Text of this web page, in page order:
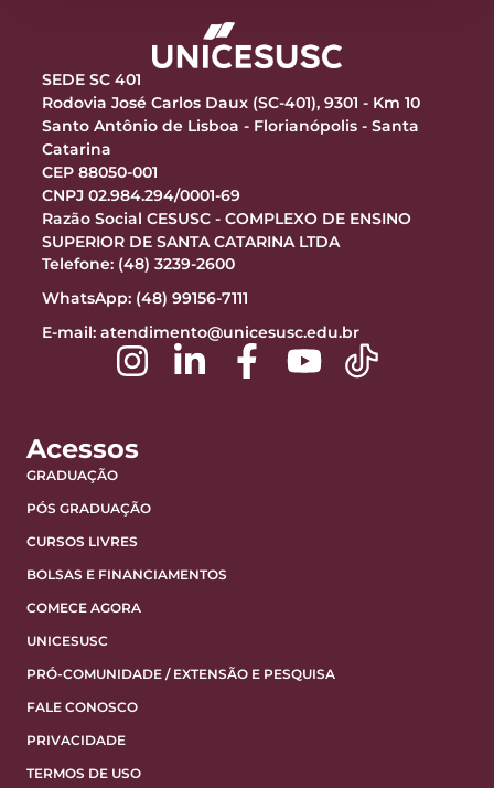
SEDE SC 401
Rodovia José Carlos Daux (SC-401), 9301 - Km 10
Santo Antônio de Lisboa - Florianópolis - Santa
Catarina
CEP 88050-001
CNPJ 02.984.294/0001-69
Razão Social CESUSC - COMPLEXO DE ENSINO
SUPERIOR DE SANTA CATARINA LTDA
Telefone: (48) 3239-2600
WhatsApp: (48) 99156-7111
E-mail: atendimento@unicesusc.edu.br
Acessos
GRADUAÇÃO
PÓS GRADUAÇÃO
CURSOS LIVRES
BOLSAS E FINANCIAMENTOS
COMECE AGORA
UNICESUSC
PRÓ-COMUNIDADE / EXTENSÃO E PESQUISA
FALE CONOSCO
PRIVACIDADE
TERMOS DE USO